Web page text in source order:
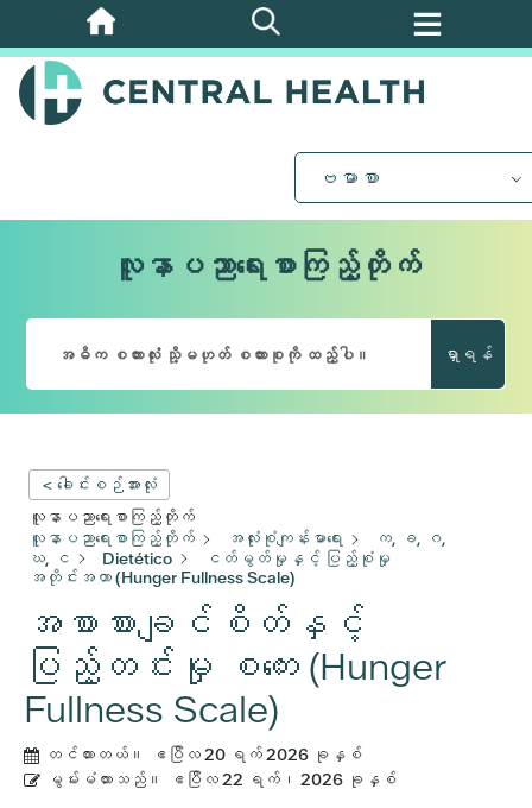
အဓိက
အကြောင်းအရာ
သို့
ဗမာစာ
လူနာပညာရေးစာကြည့်တိုက်
ရှာရန်
< ခေါင်းစဉ်အားလုံး
လူနာပညာရေးစာကြည့်တိုက်
လူနာပညာရေးစာကြည့်တိုက်
အလုံးစုံကျန်းမာရေး
က, ခ, ဂ,
ဃ, င
Dietético
ငတ်မွတ်မှုနှင့် ပြည့်စုံမှု
အတိုင်းအတာ (Hunger Fullness Scale)
အစာစားချင်စိတ်နှင့်
ပြည့်တင်းမှု စကေး (Hunger
Fullness Scale)
တင်ထားတယ်။
ဧပြီလ 20 ရက် 2026 ခုနှစ်
မွမ်းမံထားသည်။
ဧပြီလ 22 ရက်၊ 2026 ခုနှစ်